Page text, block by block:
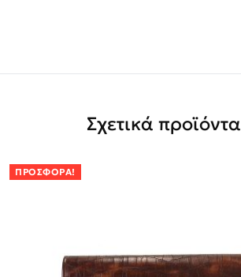
Σχετικά προϊόντα
ΠΡΟΣΦΟΡΆ!